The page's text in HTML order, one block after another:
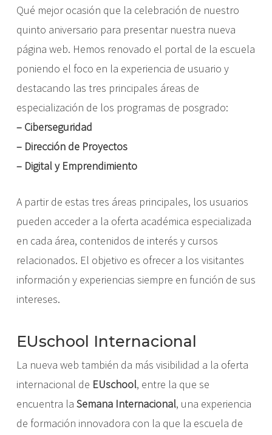
Qué mejor ocasión que la celebración de nuestro
quinto aniversario para presentar nuestra nueva
página web. Hemos renovado el portal de la escuela
poniendo el foco en la experiencia de usuario y
destacando las tres principales áreas de
especialización de los programas de posgrado:
– Ciberseguridad
– Dirección de Proyectos
– Digital y Emprendimiento
A partir de estas tres áreas principales, los usuarios
pueden acceder a la oferta académica especializada
en cada área, contenidos de interés y cursos
relacionados. El objetivo es ofrecer a los visitantes
información y experiencias siempre en función de sus
intereses.
EUschool Internacional
La nueva web también da más visibilidad a la oferta
internacional de EUschool, entre la que se
encuentra la Semana Internacional, una experiencia
de formación innovadora con la que la escuela de